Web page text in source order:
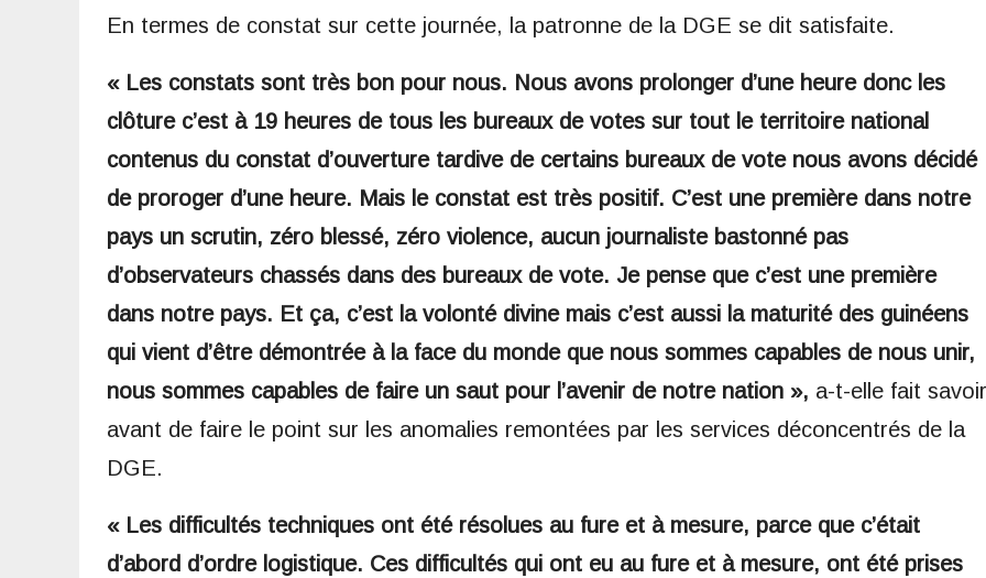
En termes de constat sur cette journée, la patronne de la DGE se dit satisfaite.
« Les constats sont très bon pour nous. Nous avons prolonger d’une heure donc les
clôture c’est à 19 heures de tous les bureaux de votes sur tout le territoire national
contenus du constat d’ouverture tardive de certains bureaux de vote nous avons décidé
de proroger d’une heure. Mais le constat est très positif. C’est une première dans notre
pays un scrutin, zéro blessé, zéro violence, aucun journaliste bastonné pas
d’observateurs chassés dans des bureaux de vote. Je pense que c’est une première
dans notre pays. Et ça, c’est la volonté divine mais c’est aussi la maturité des guinéens
qui vient d’être démontrée à la face du monde que nous sommes capables de nous unir,
nous sommes capables de faire un saut pour l’avenir de notre nation », a-t-elle fait savoir
avant de faire le point sur les anomalies remontées par les services déconcentrés de la
DGE.
« Les difficultés techniques ont été résolues au fure et à mesure, parce que c’était
d’abord d’ordre logistique. Ces difficultés qui ont eu au fure et à mesure, ont été prises